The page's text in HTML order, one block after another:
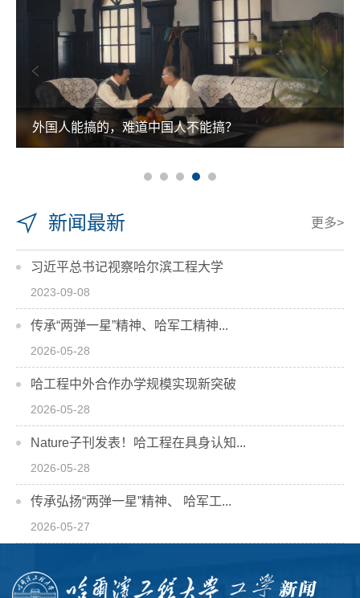
外国人能搞的，难道中国人不能搞？
新闻最新 更多>
习近平总书记视察哈尔滨工程大学
2023-09-08
传承“两弹一星”精神、哈军工精神...
2026-05-28
哈工程中外合作办学规模实现新突破
2026-05-28
Nature子刊发表！哈工程在具身认知...
2026-05-28
传承弘扬“两弹一星”精神、 哈军工...
2026-05-27